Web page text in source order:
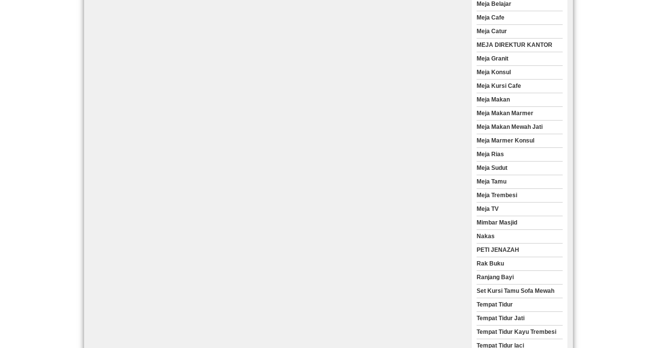
Meja Belajar
Meja Cafe
Meja Catur
MEJA DIREKTUR KANTOR
Meja Granit
Meja Konsul
Meja Kursi Cafe
Meja Makan
Meja Makan Marmer
Meja Makan Mewah Jati
Meja Marmer Konsul
Meja Rias
Meja Sudut
Meja Tamu
Meja Trembesi
Meja TV
Mimbar Masjid
Nakas
PETI JENAZAH
Rak Buku
Ranjang Bayi
Set Kursi Tamu Sofa Mewah
Tempat Tidur
Tempat Tidur Jati
Tempat Tidur Kayu Trembesi
Tempat Tidur laci